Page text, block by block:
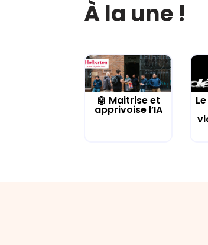
À la une !
🤖 Maitrise et
apprivoise l’IA